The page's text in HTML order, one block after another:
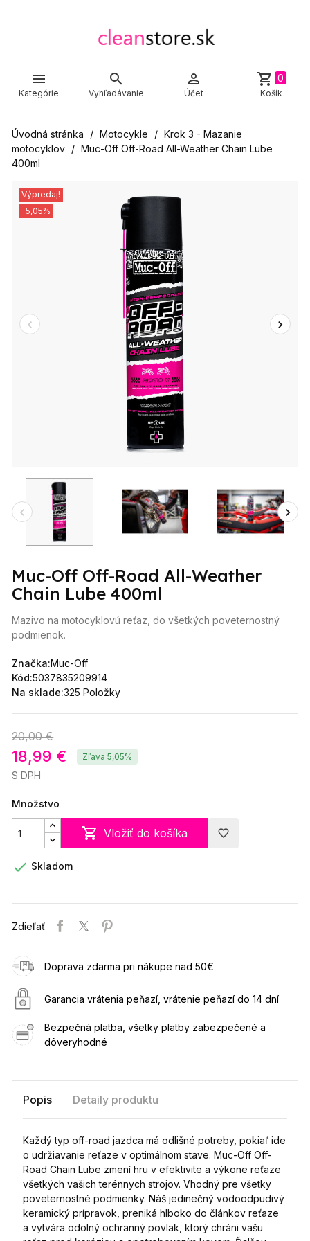

Kategórie

Vyhľadávanie

Účet
shopping_cart 0
Košík
Úvodná stránka Motocykle
Krok 3 - Mazanie
motocyklov
Muc-Off Off-Road All-Weather Chain Lube
400ml
Výpredaj!
-5,05%
Muc-Off Off-Road All-Weather
Chain Lube 400ml
Mazivo na motocyklovú reťaz, do všetkých poveternostný
podmienok.
Značka:Muc-Off
Kód:5037835209914
Na sklade:325 Položky
20,00 €
18,99 € Zľava 5,05%
S DPH
Množstvo
 Vložiť do košíka favorite_border
 Skladom
Zdieľať
Doprava zdarma pri nákupe nad 50€
Garancia vrátenia peňazí, vrátenie peňazí do 14 dní
Bezpečná platba, všetky platby zabezpečené a
dôveryhodné
Popis Detaily produktu
Každý typ off-road jazdca má odlišné potreby, pokiaľ ide
o udržiavanie reťaze v optimálnom stave. Muc-Off Off-
Road Chain Lube zmení hru v efektivite a výkone reťaze
všetkých vašich terénnych strojov. Vhodný pre všetky
poveternostné podmienky. Náš jedinečný vodoodpudivý
keramický prípravok, preniká hlboko do článkov reťaze
a vytvára odolný ochranný povlak, ktorý chráni vašu